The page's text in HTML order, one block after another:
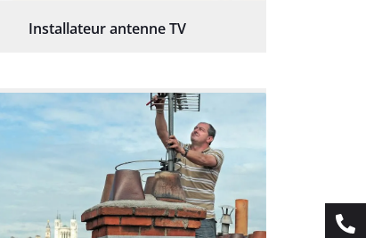
Installateur antenne TV